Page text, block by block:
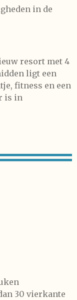
in de
resort met 4
ligt een
fitness en een
is in
30 vierkante